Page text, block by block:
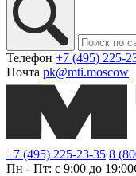
Телефон +7 (495) 225-
Почта pk@mti.moscow
+7 (495) 225-23-35 8
Пн - Пт: с 9:00 до 19:00